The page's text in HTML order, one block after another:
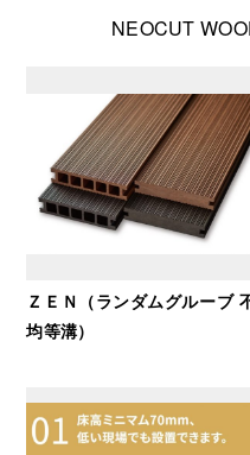
NEOCUT
ＺＥＮ（ランダムグルーブ
均等溝）